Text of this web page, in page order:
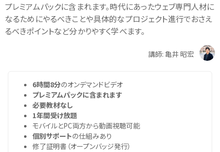
プレミアムパックに含まれます。時代にあったウェブ専門人材に
なるためにやるべきことや具体的なプロジェクト進行でおさえ
るべきポイントなど分かりやすく学べます。
講師: 亀井 昭宏
6時間8分のオンデマンドビデオ
プレミアムパックに含まれます
必要教材なし
1年間受け放題
モバイルとPC両方から動画視聴可能
個別サポートの仕組みあり
修了証明書（オープンバッジ発行）